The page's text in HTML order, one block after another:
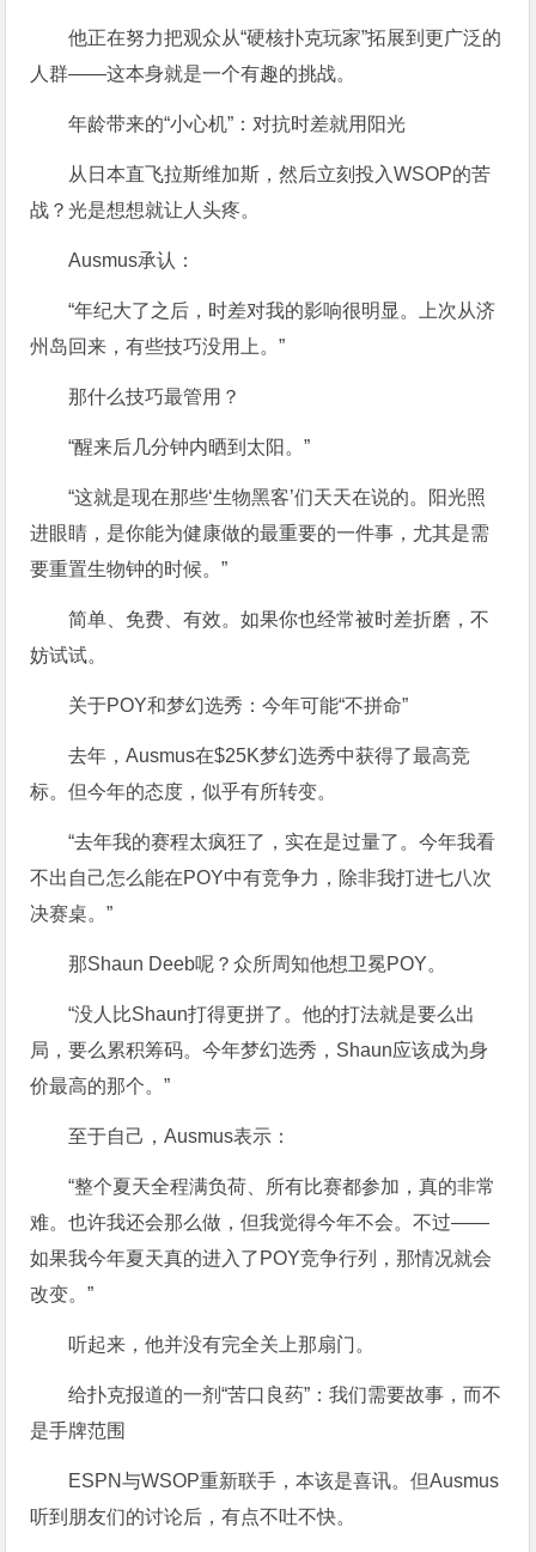
他正在努力把观众从“硬核扑克玩家”拓展到更广泛的
人群——这本身就是一个有趣的挑战。
年龄带来的“小心机”：对抗时差就用阳光
从日本直飞拉斯维加斯，然后立刻投入WSOP的苦
战？光是想想就让人头疼。
Ausmus承认：
“年纪大了之后，时差对我的影响很明显。上次从济
州岛回来，有些技巧没用上。”
那什么技巧最管用？
“醒来后几分钟内晒到太阳。”
“这就是现在那些‘生物黑客’们天天在说的。阳光照
进眼睛，是你能为健康做的最重要的一件事，尤其是需
要重置生物钟的时候。”
简单、免费、有效。如果你也经常被时差折磨，不
妨试试。
关于POY和梦幻选秀：今年可能“不拼命”
去年，Ausmus在$25K梦幻选秀中获得了最高竞
标。但今年的态度，似乎有所转变。
“去年我的赛程太疯狂了，实在是过量了。今年我看
不出自己怎么能在POY中有竞争力，除非我打进七八次
决赛桌。”
那Shaun Deeb呢？众所周知他想卫冕POY。
“没人比Shaun打得更拼了。他的打法就是要么出
局，要么累积筹码。今年梦幻选秀，Shaun应该成为身
价最高的那个。”
至于自己，Ausmus表示：
“整个夏天全程满负荷、所有比赛都参加，真的非常
难。也许我还会那么做，但我觉得今年不会。不过——
如果我今年夏天真的进入了POY竞争行列，那情况就会
改变。”
听起来，他并没有完全关上那扇门。
给扑克报道的一剂“苦口良药”：我们需要故事，而不
是手牌范围
ESPN与WSOP重新联手，本该是喜讯。但Ausmus
听到朋友们的讨论后，有点不吐不快。